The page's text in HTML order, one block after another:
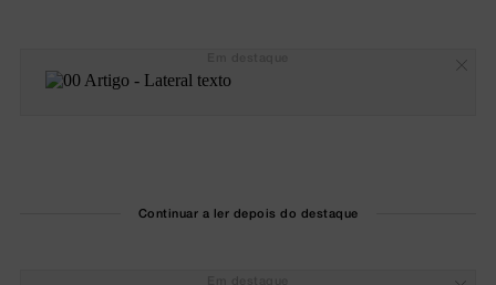
Continuar a ler depois do destaque